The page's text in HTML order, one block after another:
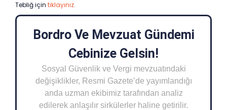
Tebliğ için tıklayınız.
Bordro Ve Mevzuat Gündemi
Cebinize Gelsin!
Sosyal Güvenlik ve Vergi mevzuatındaki
değişiklikler, Resmi Gazete’de yayımlandığı
anda uzman ekibimiz tarafından analiz
edilerek anlaşılır sirkülerler haline getirilir.